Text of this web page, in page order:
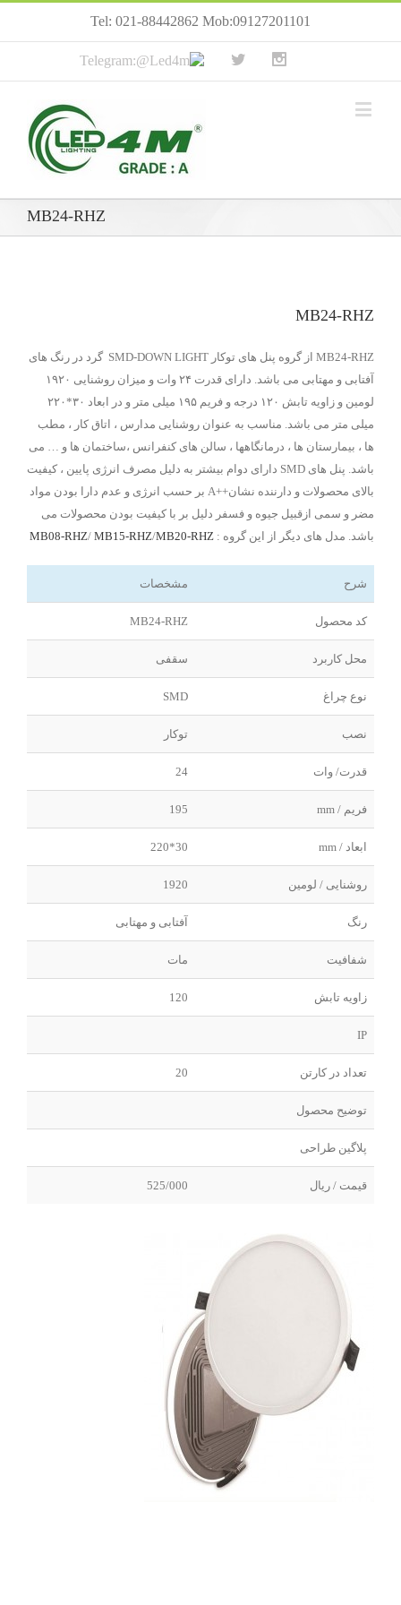
Tel: 021-88442862 Mob:09127201101
MB24-RHZ
MB24-RHZ
MB24-RHZ از گروه پنل های توکار SMD-DOWN LIGHT گرد در رنگ های
لومین و زاویه تابش ۱۲۰ درجه و فریم ۱۹۵ میلی متر و در ابعاد ۳۰*۲۲۰
میلی متر می باشد. مناسب به عنوان روشنایی مدارس ، اتاق کار ، مطب
ها ، بیمارستان ها ، درمانگاهها ، سالن های کنفرانس ،ساختمان ها و … می
باشد. پنل های SMD دارای دوام بیشتر به دلیل مصرف انرژی پایین ، کیفیت
بالای محصولات و دارننده نشان++A بر حسب انرژی و عدم دارا بودن مواد
مضر و سمی ازقبیل جیوه و فسفر دلیل بر با کیفیت بودن محصولات می
باشد. مدل های دیگر از این گروه :
MB08-RHZ/ MB15-RHZ/MB20-RHZ
شرح مشخصات
کد محصول MB24-RHZ
محل کاربرد سقفی
نوع چراغ SMD
نصب توکار
قدرت/ وات 24
فریم / mm 195
ابعاد / mm 30*220
روشنایی / لومین 1920
رنگ آفتابی و مهتابی
شفافیت مات
زاویه تابش 120
IP
تعداد در کارتن 20
توضیح محصول
پلاگین طراحی
قیمت / ریال 525/000